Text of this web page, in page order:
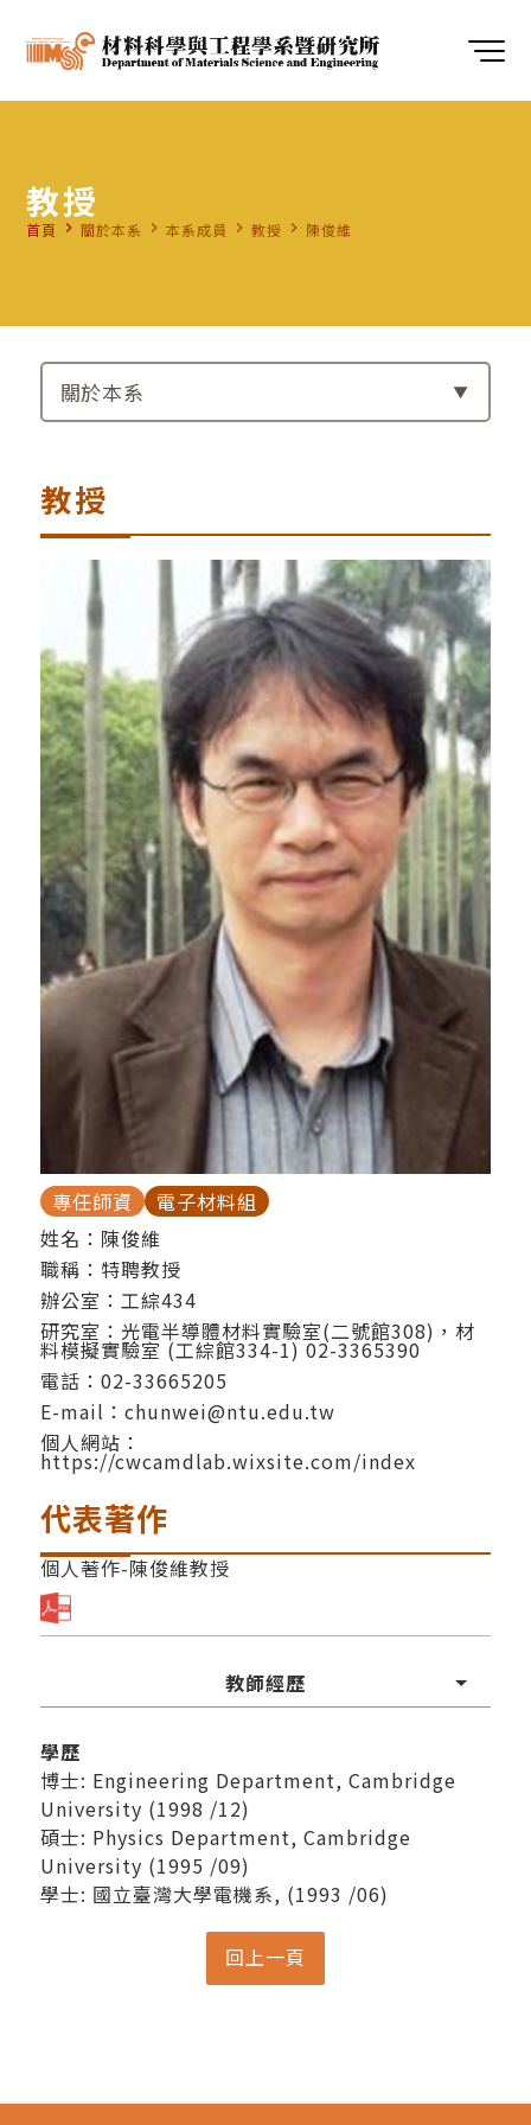
教授
首頁 navigate_next 關於本系 navigate_next 本系成員 navigate_next 教授 navigate_next 陳俊維
關於本系
教授
專任師資
電子材料組
姓名：陳俊維
職稱：特聘教授
辦公室：工綜434
研究室：光電半導體材料實驗室(二號館308)，材
料模擬實驗室 (工綜館334-1) 02-3365390
電話： 02-33665205
E-mail： chunwei@ntu.edu.tw
個人網站：
https://cwcamdlab.wixsite.com/index
代表著作
個人著作-陳俊維教授
教師經歷
學歷
博士: Engineering Department, Cambridge
University (1998 /12)
碩士: Physics Department, Cambridge
University (1995 /09)
學士: 國立臺灣大學電機系, (1993 /06)